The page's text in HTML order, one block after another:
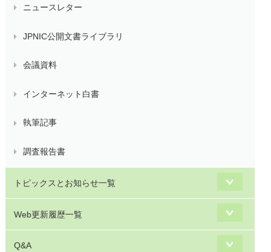
ニュースレター
JPNIC公開文書ライブラリ
会議資料
インターネット白書
執筆記事
調査報告書
トピックスとお知らせ一覧
Web更新履歴一覧
Q&A